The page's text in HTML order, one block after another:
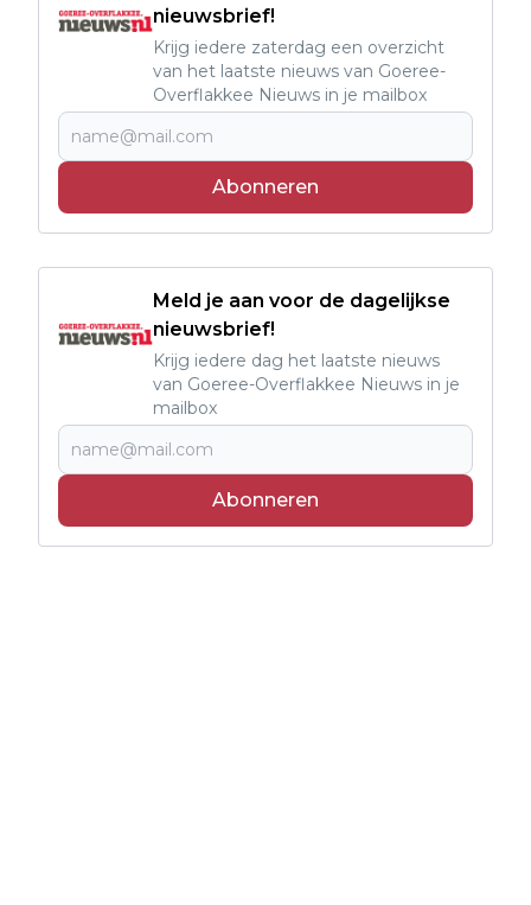
nieuwsbrief!
Krijg iedere zaterdag een overzicht
van het laatste nieuws van Goeree-
Overflakkee Nieuws in je mailbox
Abonneren
Meld je aan voor de dagelijkse
nieuwsbrief!
Krijg iedere dag het laatste nieuws
van Goeree-Overflakkee Nieuws in je
mailbox
Abonneren